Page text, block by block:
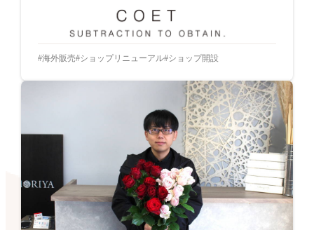
海外販売 ショップリニューアル ショップ開設